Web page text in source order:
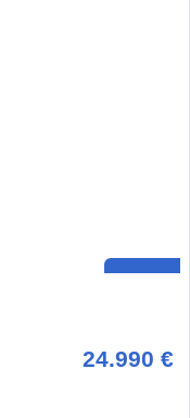
24.990 €